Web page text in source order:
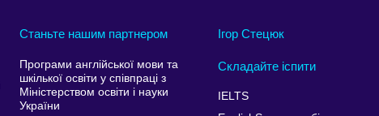
Станьте нашим партнером
Програми англійської мови та
шкілької освіти у співпраці з
Міністерством освіти і науки
України
Ігор Стецюк
Складайте іспити
IELTS